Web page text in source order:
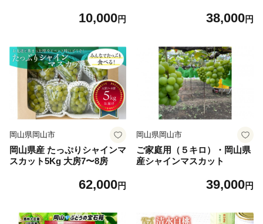
10,000円 38,000円
岡山県岡山市
岡山県産 たっぷりシャインマ
スカット5Kg 大房7〜8房
62,000円
岡山県岡山市
ご家庭用（５キロ）・岡山県
産シャインマスカット
39,000円